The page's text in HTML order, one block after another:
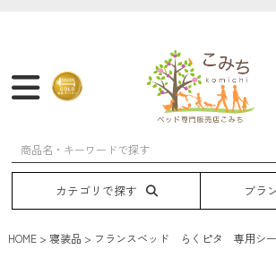
マットレス フレーム ベッド
カテゴリで探す ブラ
HOME 寝装品 フランスベッド らくピタ 専用シ